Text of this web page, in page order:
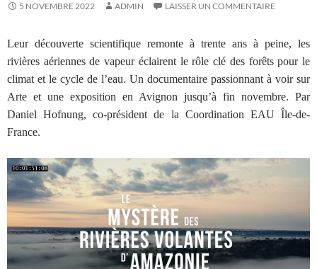
5 NOVEMBRE 2022 ADMIN LAISSER UN COMMENTAIRE
Leur découverte scientifique remonte à trente ans à peine, les
rivières aériennes de vapeur éclairent le rôle clé des forêts pour le
climat et le cycle de l’eau. Un documentaire passionnant à voir sur
Arte et une exposition en Avignon jusqu’à fin novembre. Par
Daniel Hofnung, co-président de la Coordination EAU Île-de-
France.